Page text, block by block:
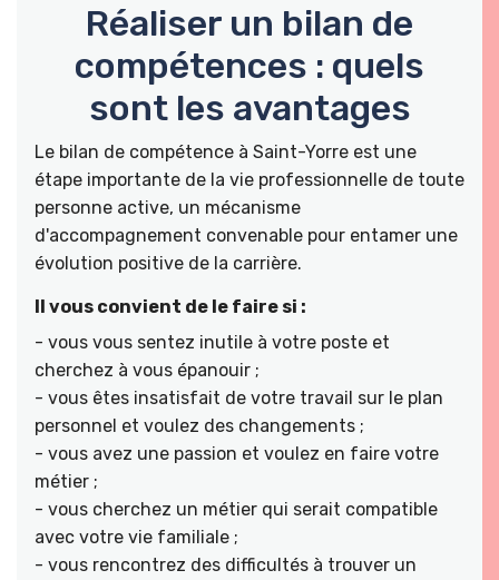
Réaliser un bilan de
compétences : quels
sont les avantages
Le bilan de compétence à Saint-Yorre est une
étape importante de la vie professionnelle de toute
personne active, un mécanisme
d'accompagnement convenable pour entamer une
évolution positive de la carrière.
Il vous convient de le faire si :
- vous vous sentez inutile à votre poste et
cherchez à vous épanouir ;
- vous êtes insatisfait de votre travail sur le plan
personnel et voulez des changements ;
- vous avez une passion et voulez en faire votre
métier ;
- vous cherchez un métier qui serait compatible
avec votre vie familiale ;
- vous rencontrez des difficultés à trouver un